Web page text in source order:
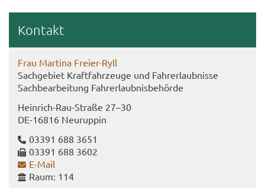
Kon­takt
Frau Mar­ti­na Freier-​Ryll
Sach­ge­biet Kraft­fahr­zeu­ge und Fahr­erlaub­nis­se
Sach­be­ar­bei­tung Fahr­erlaub­nis­be­hör­de
Heinrich-​Rau-Straße 27–30
DE-​16816 Neu­rup­pin
03391 688 3651
03391 688 3602
E-​Mail
Raum: 114